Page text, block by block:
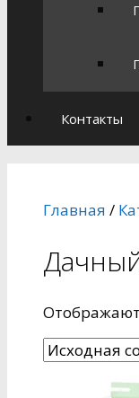
Контакты
Главная /